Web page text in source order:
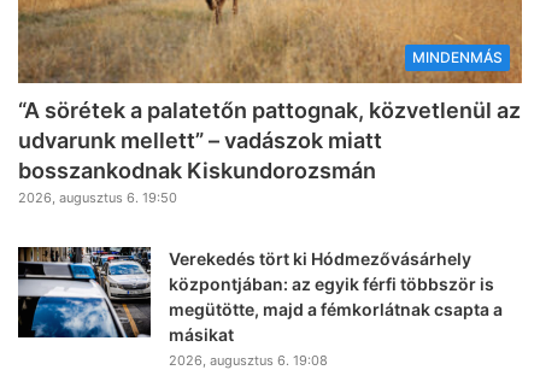
MINDENMÁS
“A sörétek a palatetőn pattognak, közvetlenül az
udvarunk mellett” – vadászok miatt
bosszankodnak Kiskundorozsmán
2026, augusztus 6. 19:50
Verekedés tört ki Hódmezővásárhely
központjában: az egyik férfi többször is
megütötte, majd a fémkorlátnak csapta a
másikat
2026, augusztus 6. 19:08